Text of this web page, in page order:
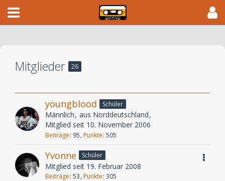
Mitglieder 26
youngblood Schüler
Männlich aus Norddeutschland
Mitglied seit 10. November 2006
Beiträge 95 Punkte 505
Yvonne Schüler
Mitglied seit 19. Februar 2008
Beiträge 53 Punkte 305